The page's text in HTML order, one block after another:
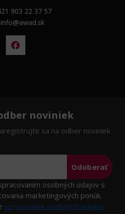
903 22 37 57
info@awad.sk
noviniek
sa na odber noviniek
Odoberať
osobných údajov s
marketingových ponúk.
spracovanie osobných údajov